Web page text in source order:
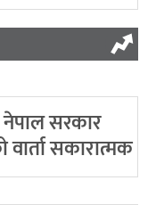
नेपाल सरकार
वार्ता सकारात्मक